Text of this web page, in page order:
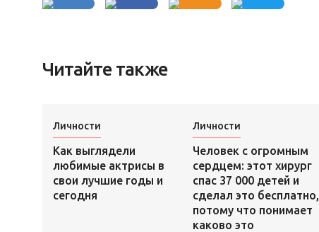
Читайте также
Личности
Как выглядели
любимые актрисы в
свои лучшие годы и
сегодня
Личности
Человек с огромным
сердцем: этот хирург
спас 37 000 детей и
сделал это бесплатно,
потому что понимает
каково это